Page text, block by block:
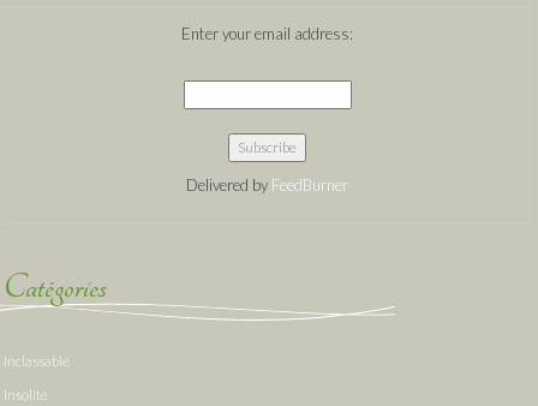
Enter your email address:
Delivered by FeedBurner
Catégories
Inclassable
Insolite